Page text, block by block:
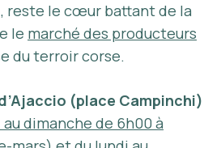
, reste le cœur battant de la
le marché des producteurs
du terroir corse.
(place Campinchi)
dimanche de 6h00 à